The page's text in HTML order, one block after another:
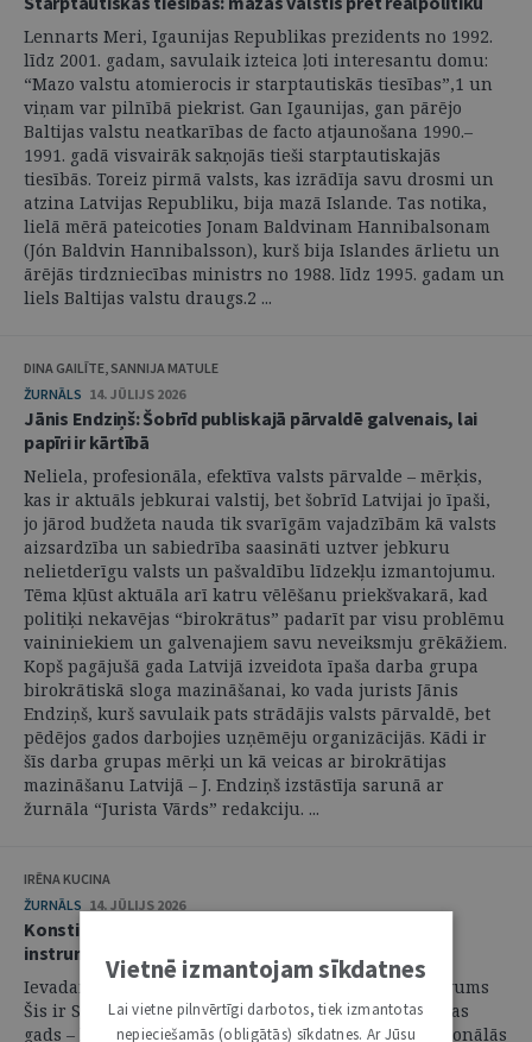
Lennarts Meri, Igaunijas Republikas prezidents no 1992.
līdz 2001. gadam, savulaik izteica ļoti interesantu domu:
“Mazo valstu atomierocis ir starptautiskās tiesības”,1 un
viņam var pilnībā piekrist. Gan Igaunijas, gan pārējo
Baltijas valstu neatkarības de facto atjaunošana 1990.–
1991. gadā visvairāk sakņojās tieši starptautiskajās
tiesībās. Toreiz pirmā valsts, kas izrādīja savu drosmi un
atzina Latvijas Republiku, bija mazā Islande. Tas notika,
lielā mērā pateicoties Jonam Baldvinam Hannibalsonam
(Jón Baldvin Hannibalsson), kurš bija Islandes ārlietu un
ārējās tirdzniecības ministrs no 1988. līdz 1995. gadam un
liels Baltijas valstu draugs.2 ...
DINA GAILĪTE, SANNIJA MATULE
ŽURNĀLS 14. JŪLIJS 2026
Jānis Endziņš: Šobrīd publiskajā pārvaldē galvenais, lai
papīri ir kārtībā
Neliela, profesionāla, efektīva valsts pārvalde – mērķis,
kas ir aktuāls jebkurai valstij, bet šobrīd Latvijai jo īpaši,
jo jārod budžeta nauda tik svarīgām vajadzībām kā valsts
aizsardzība un sabiedrība saasināti uztver jebkuru
nelietderīgu valsts un pašvaldību līdzekļu izmantojumu.
Tēma kļūst aktuāla arī katru vēlēšanu priekšvakarā, kad
politiķi nekavējas “birokrātus” padarīt par visu problēmu
vaininiekiem un galvenajiem savu neveiksmju grēkāžiem.
Kopš pagājušā gada Latvijā izveidota īpaša darba grupa
birokrātiskā sloga mazināšanai, ko vada jurists Jānis
Endziņš, kurš savulaik pats strādājis valsts pārvaldē, bet
pēdējos gados darbojies uzņēmēju organizācijās. Kādi ir
šīs darba grupas mērķi un kā veicas ar birokrātijas
mazināšanu Latvijā – J. Endziņš izstāstīja sarunā ar
žurnāla “Jurista Vārds” redakciju. ...
IRĒNA KUCINA
ŽURNĀLS 14. JŪLIJS 2026
Konstitucionālās sūdzības 25 gadi – ilgtspējīgs
instruments, kas mainīja Latviju
Ievadam – konstitucionālās sūdzības ieviešanas devums
Šis ir Satversmes tiesas dibināšanas 30 gadu jubilejas
gads – laiks, kad īpaši skaidri apzināmies konstitucionālās
Vietnē izmantojam sīkdatnes
Lai vietne pilnvērtīgi darbotos, tiek izmantotas
nepieciešamās (obligātās) sīkdatnes. Ar Jūsu